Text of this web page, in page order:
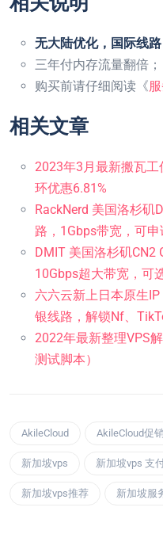
无大陆优化，国际线路
三年付内存流量翻倍；
购买前请仔细阅读《
相关文章
2023年3月最新搬瓦
环优惠6.81%
RackNerd 美国洛杉矶
路，1Gbps带宽，可申
DMIT 美国洛杉矶CN2
10Gbps超大带宽，可
六六云新上日本原生
银线路，解锁Nf、
2022年最新整理VPS
测试脚本）
AkileCloud AkileCloud促销
新加坡vps 新加坡vps 支
新加坡vps推荐 新加坡服